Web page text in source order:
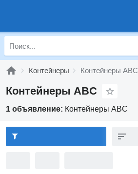
Контейнеры Контейнеры ABC
Контейнеры ABC
1 объявление: Контейнеры ABC